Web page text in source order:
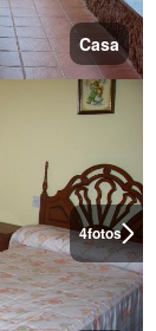
Casa
4fotos